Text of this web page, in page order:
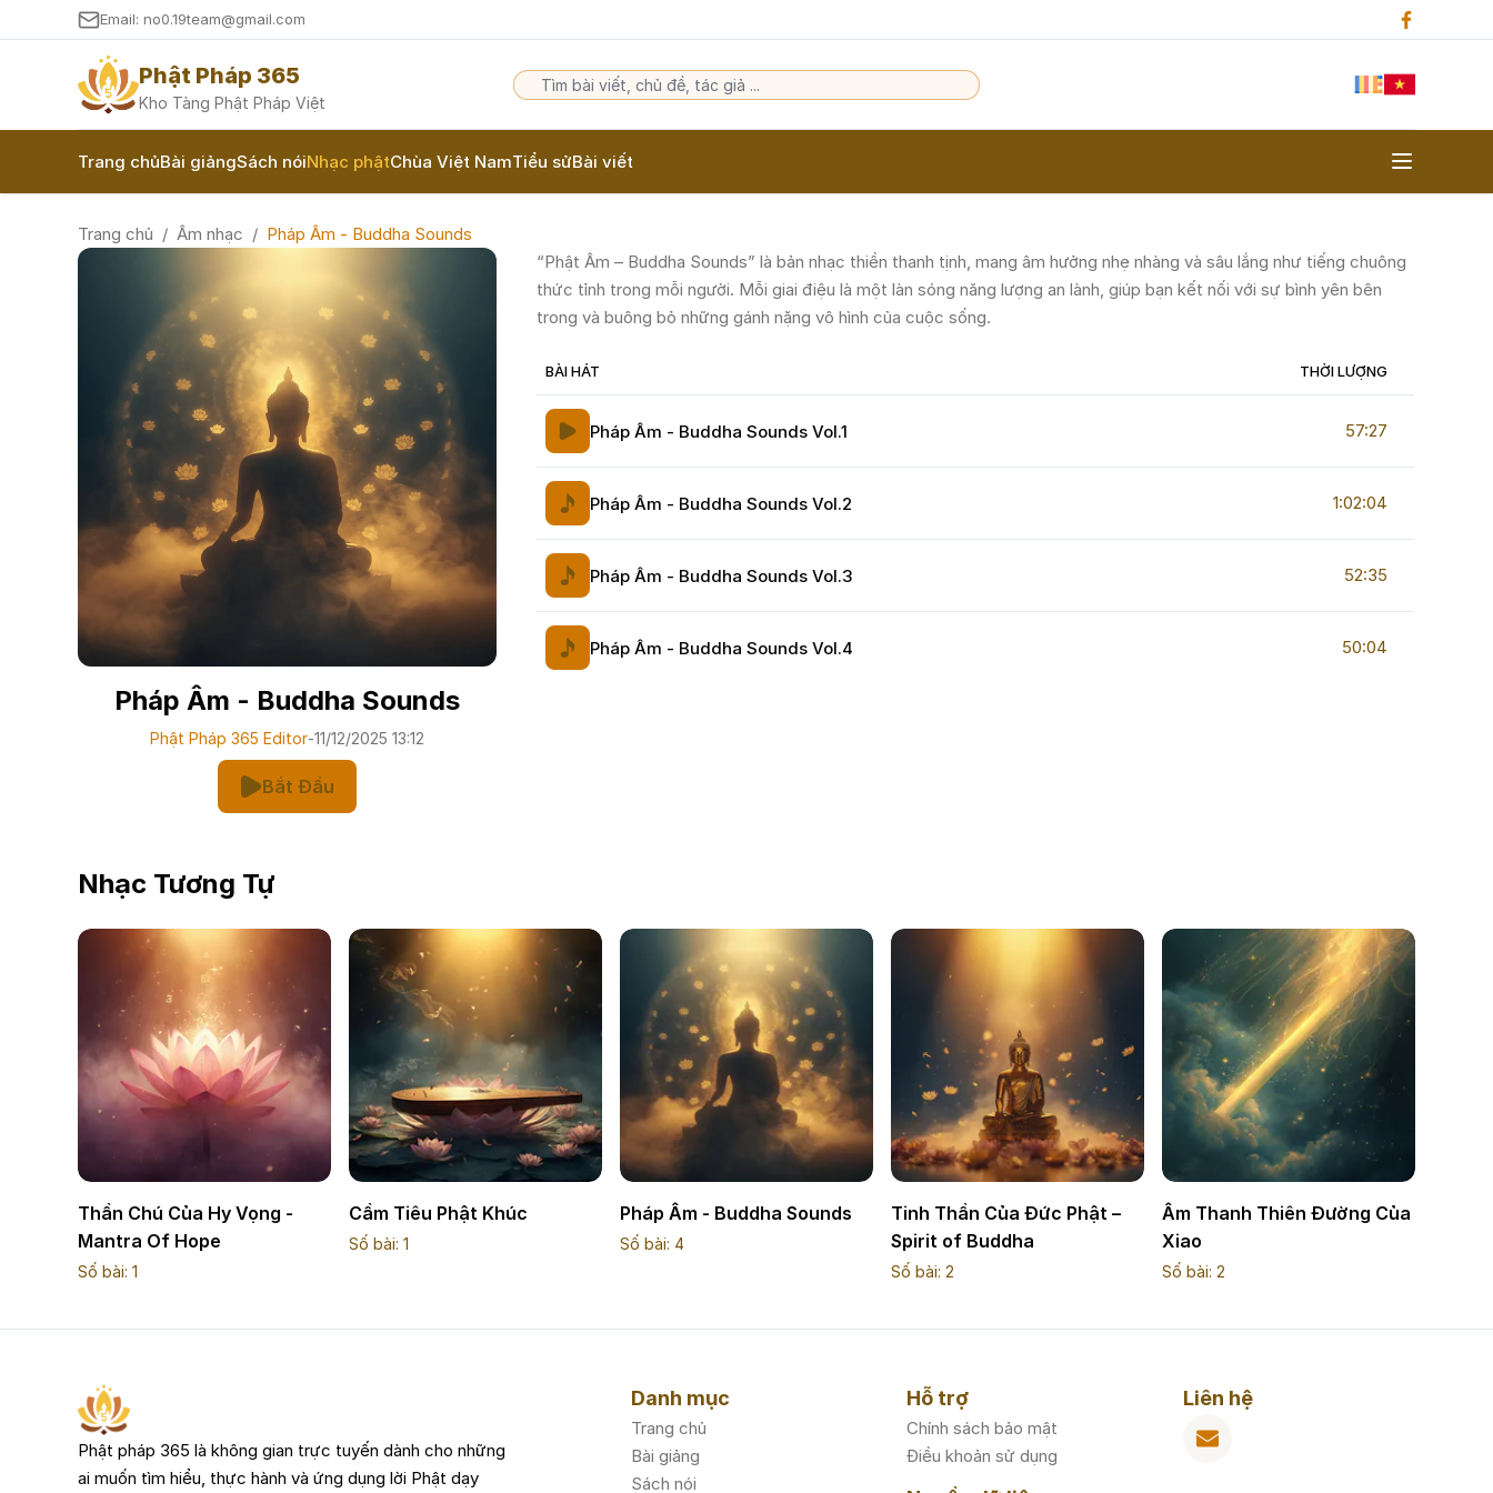
Email: no0.19team@gmail.com
Phật Pháp 365
Kho Tàng Phật Pháp Việt
Trang chủBài giảngSách nóiNhạc phậtChùa Việt NamTiểu sửBài viết
Trang chủ / Âm nhạc / Pháp Âm - Buddha Sounds
Pháp Âm - Buddha Sounds
Phật Pháp 365 Editor-11/12/2025 13:12
Bắt Đầu
“Phật Âm – Buddha Sounds” là bản nhạc thiền thanh tịnh, mang âm hưởng nhẹ nhàng và sâu lắng như tiếng chuông
thức tỉnh trong mỗi người. Mỗi giai điệu là một làn sóng năng lượng an lành, giúp bạn kết nối với sự bình yên bên
trong và buông bỏ những gánh nặng vô hình của cuộc sống.
BÀI HÁT THỜI LƯỢNG
Pháp Âm - Buddha Sounds Vol.1 57:27
Pháp Âm - Buddha Sounds Vol.2 1:02:04
Pháp Âm - Buddha Sounds Vol.3 52:35
Pháp Âm - Buddha Sounds Vol.4 50:04
Nhạc Tương Tự
Thần Chú Của Hy Vọng -
Mantra Of Hope
Số bài: 1
Cầm Tiêu Phật Khúc
Số bài: 1
Pháp Âm - Buddha Sounds
Số bài: 4
Tinh Thần Của Đức Phật –
Spirit of Buddha
Số bài: 2
Âm Thanh Thiên Đường Của
Xiao
Số bài: 2
Phật pháp 365 là không gian trực tuyến dành cho những
ai muốn tìm hiểu, thực hành và ứng dụng lời Phật dạy
Danh mục
Trang chủ
Bài giảng
Sách nói
Hỗ trợ
Chính sách bảo mật
Điều khoản sử dụng
Liên hệ